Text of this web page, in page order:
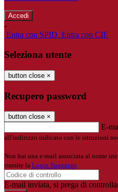
-
Entra con SPID Entra con CIE
Seleziona utente
button close ×
Recupero password
button close ×
E-
all'indirizzo indicato con le istruzioni
Non hai una e-mail associata al nome
tramite la Login Spaggiari
E-mail inviata, si prega di